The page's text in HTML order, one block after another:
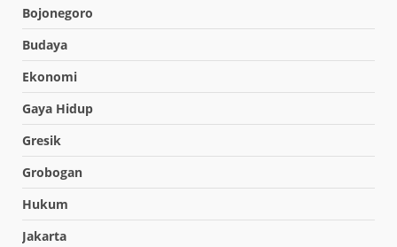
Bojonegoro
Budaya
Ekonomi
Gaya Hidup
Gresik
Grobogan
Hukum
Jakarta